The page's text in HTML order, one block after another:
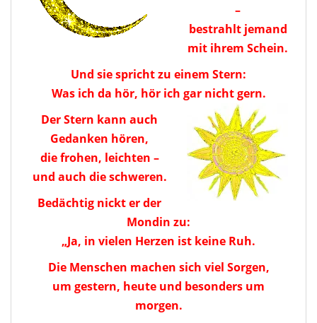
–
bestrahlt jemand
mit ihrem Schein.
Und sie spricht zu einem Stern:
Was ich da hör, hör ich gar nicht gern.
Der Stern kann auch
Gedanken hören,
die frohen, leichten –
und auch die schweren.
Bedächtig nickt er der
Mondin zu:
„Ja, in vielen Herzen ist keine Ruh.
Die Menschen machen sich viel Sorgen,
um gestern, heute und besonders um
morgen.